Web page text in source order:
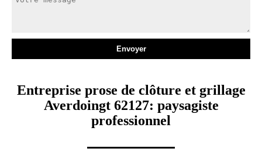
Entreprise prose de clôture et grillage
Averdoingt 62127: paysagiste
professionnel